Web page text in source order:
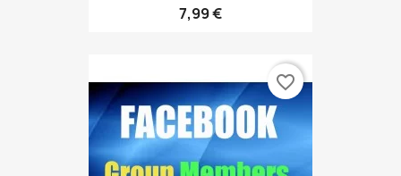
7,99 €
favorite_border